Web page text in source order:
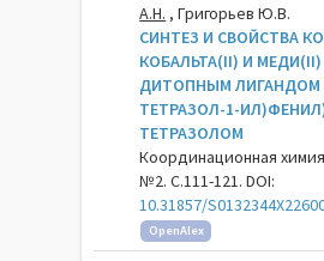
А.Н. , Григорьев Ю.В.
СИНТЕЗ И СВОЙСТВА
КОБАЛЬТА(II) И
ДИТОПНЫМ ЛИГАНДОМ
ТЕТРАЗОЛ-1-
ТЕТРАЗОЛОМ
Координационная
№2. С.111-121. DOI:
10.31857/
OpenAlex